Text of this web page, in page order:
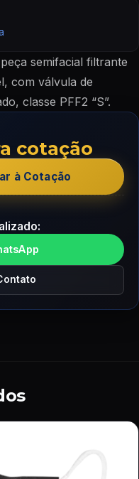
semifacial filtrante
com válvula de
classe PFF2 “S”.
cotação
à Cotação